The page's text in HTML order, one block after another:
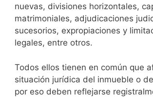
nuevas, divisiones horizontales,
matrimoniales, adjudicaciones
sucesorios, expropiaciones y
legales, entre otros.
Todos ellos tienen en común que
situación jurídica del inmueble o
por eso deben reflejarse